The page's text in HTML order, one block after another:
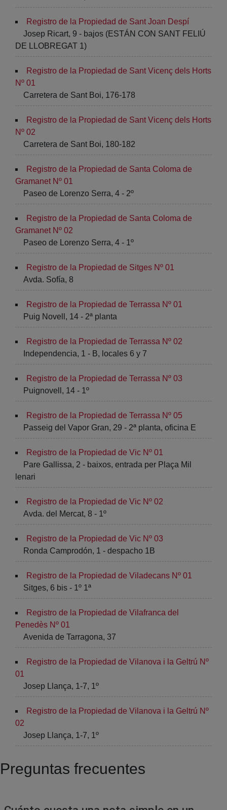
Registro de la Propiedad de Sant Joan Despí
Josep Ricart, 9 - bajos (ESTÁN CON SANT FELIÚ
DE LLOBREGAT 1)
Registro de la Propiedad de Sant Vicenç dels Horts
Nº 01
Carretera de Sant Boi, 176-178
Registro de la Propiedad de Sant Vicenç dels Horts
Nº 02
Carretera de Sant Boi, 180-182
Registro de la Propiedad de Santa Coloma de
Gramanet Nº 01
Paseo de Lorenzo Serra, 4 - 2º
Registro de la Propiedad de Santa Coloma de
Gramanet Nº 02
Paseo de Lorenzo Serra, 4 - 1º
Registro de la Propiedad de Sitges Nº 01
Avda. Sofía, 8
Registro de la Propiedad de Terrassa Nº 01
Puig Novell, 14 - 2ª planta
Registro de la Propiedad de Terrassa Nº 02
Independencia, 1 - B, locales 6 y 7
Registro de la Propiedad de Terrassa Nº 03
Puignovell, 14 - 1º
Registro de la Propiedad de Terrassa Nº 05
Passeig del Vapor Gran, 29 - 2ª planta, oficina E
Registro de la Propiedad de Vic Nº 01
Pare Gallissa, 2 - baixos, entrada per Plaça Mil
lenari
Registro de la Propiedad de Vic Nº 02
Avda. del Mercat, 8 - 1º
Registro de la Propiedad de Vic Nº 03
Ronda Camprodón, 1 - despacho 1B
Registro de la Propiedad de Viladecans Nº 01
Sitges, 6 bis - 1º 1ª
Registro de la Propiedad de Vilafranca del
Penedès Nº 01
Avenida de Tarragona, 37
Registro de la Propiedad de Vilanova i la Geltrú Nº
01
Josep Llança, 1-7, 1º
Registro de la Propiedad de Vilanova i la Geltrú Nº
02
Josep Llança, 1-7, 1º
Preguntas frecuentes